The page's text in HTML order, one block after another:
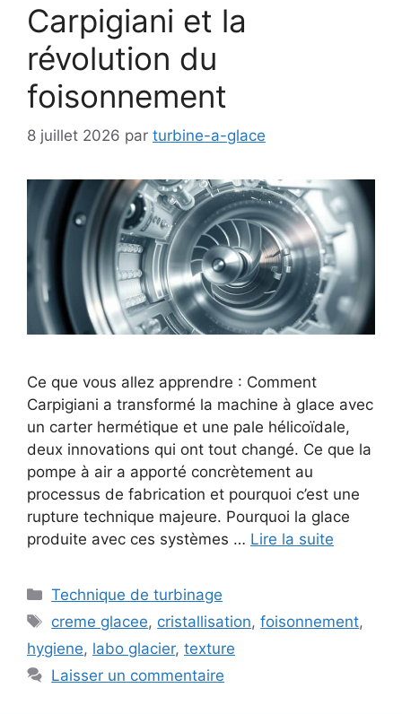
Carpigiani et la
révolution du
foisonnement
8 juillet 2026 par turbine-a-glace
Ce que vous allez apprendre : Comment
Carpigiani a transformé la machine à glace avec
un carter hermétique et une pale hélicoïdale,
deux innovations qui ont tout changé. Ce que la
pompe à air a apporté concrètement au
processus de fabrication et pourquoi c’est une
rupture technique majeure. Pourquoi la glace
produite avec ces systèmes … Lire la suite
Catégories
Technique de turbinage
Étiquettes
creme glacee, cristallisation,foisonnement,
hygiene, labo glacier, texture
Laisser un commentaire